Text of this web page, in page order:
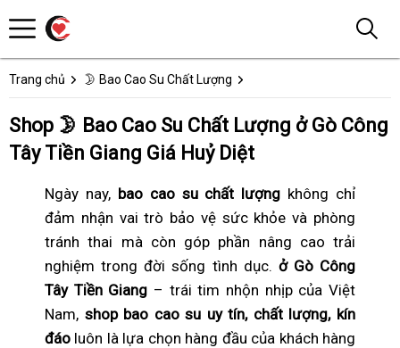
Trang chủ 🌛 Bao Cao Su Chất Lượng
Shop 🌛 Bao Cao Su Chất Lượng ở Gò Công
Tây Tiền Giang Giá Huỷ Diệt
Ngày nay, bao cao su chất lượng không chỉ
đảm nhận vai trò bảo vệ sức khỏe và phòng
tránh thai mà còn góp phần nâng cao trải
nghiệm trong đời sống tình dục. ở Gò Công
Tây Tiền Giang – trái tim nhộn nhịp của Việt
Nam, shop bao cao su uy tín, chất lượng, kín
đáo luôn là lựa chọn hàng đầu của khách hàng